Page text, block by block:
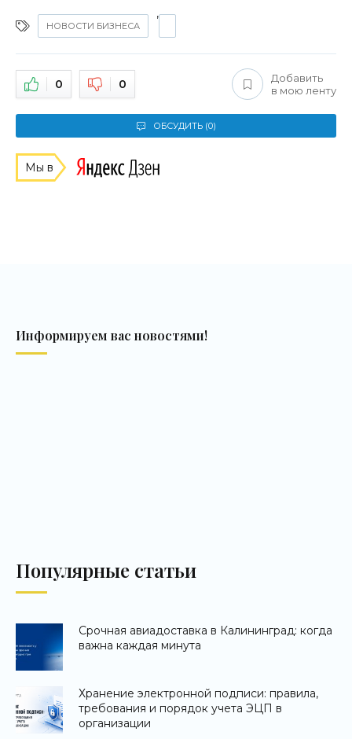
НОВОСТИ БИЗНЕСА
,
0 0
Добавить
в мою ленту
ОБСУДИТЬ (0)
Мы в
Информируем вас новостями!
Популярные статьи
Срочная авиадоставка в Калининград: когда
важна каждая минута
Хранение электронной подписи: правила,
требования и порядок учета ЭЦП в
организации